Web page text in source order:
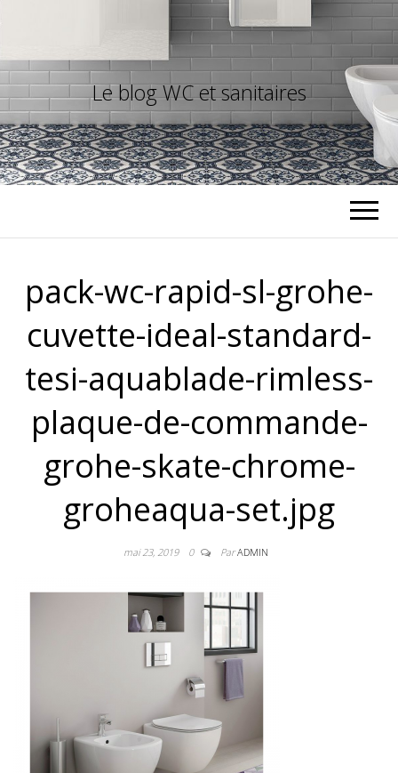
Le blog WC et sanitaires
pack-wc-rapid-sl-grohe-
cuvette-ideal-standard-
tesi-aquablade-rimless-
plaque-de-commande-
grohe-skate-chrome-
groheaqua-set.jpg
mai 23, 2019 0 ParADMIN